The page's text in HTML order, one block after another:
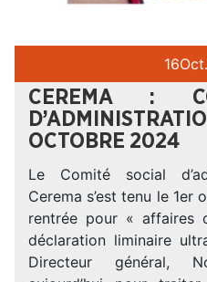
16Oct.
CEREMA :
OCTOBRE 2024
Le Comité social
Cerema s’est tenu le
rentrée pour « affaires
déclaration liminaire
Directeur général,